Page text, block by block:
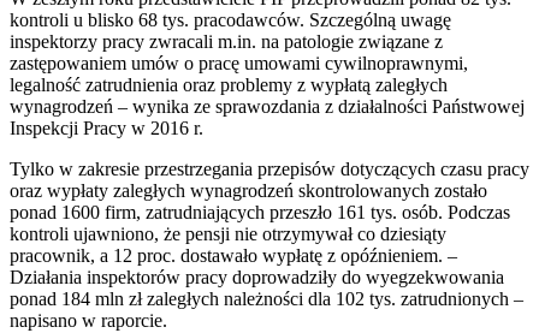
kontroli u blisko 68 tys. pracodawców. Szczególną uwagę
inspektorzy pracy zwracali m.in. na patologie związane z
zastępowaniem umów o pracę umowami cywilnoprawnymi,
legalność zatrudnienia oraz problemy z wypłatą zaległych
wynagrodzeń – wynika ze sprawozdania z działalności Państwowej
Inspekcji Pracy w 2016 r.
Tylko w zakresie przestrzegania przepisów dotyczących czasu pracy
oraz wypłaty zaległych wynagrodzeń skontrolowanych zostało
ponad 1600 firm, zatrudniających przeszło 161 tys. osób. Podczas
kontroli ujawniono, że pensji nie otrzymywał co dziesiąty
pracownik, a 12 proc. dostawało wypłatę z opóźnieniem. –
Działania inspektorów pracy doprowadziły do wyegzekwowania
ponad 184 mln zł zaległych należności dla 102 tys. zatrudnionych –
napisano w raporcie.